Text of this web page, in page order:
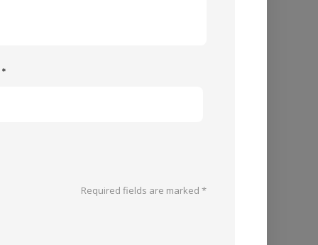
*
Required fields are marked *